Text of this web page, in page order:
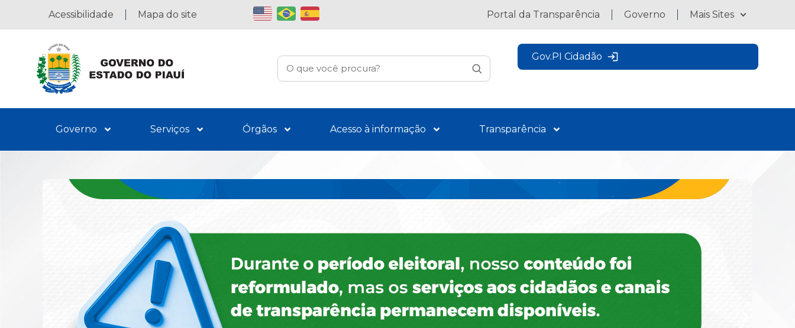
Acessibilidade Mapa do site Portal da Transparência Governo Mais Sites
Gov.PI Cidadão
Governo Serviços Órgãos Acesso à informação Transparência